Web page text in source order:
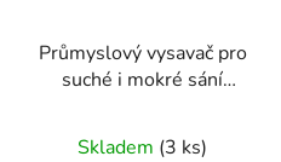
Průmyslový vysavač pro
suché i mokré sání
2,2 kW
Skladem (3 ks)